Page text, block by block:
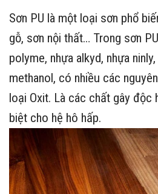
Sơn PU là một loại sơn phổ
gỗ, sơn nội thất… Trong sơn
polyme, nhựa alkyd, nhựa
methanol, có nhiều các
loại Oxit. Là các chất gây độc
biệt cho hệ hô hấp.